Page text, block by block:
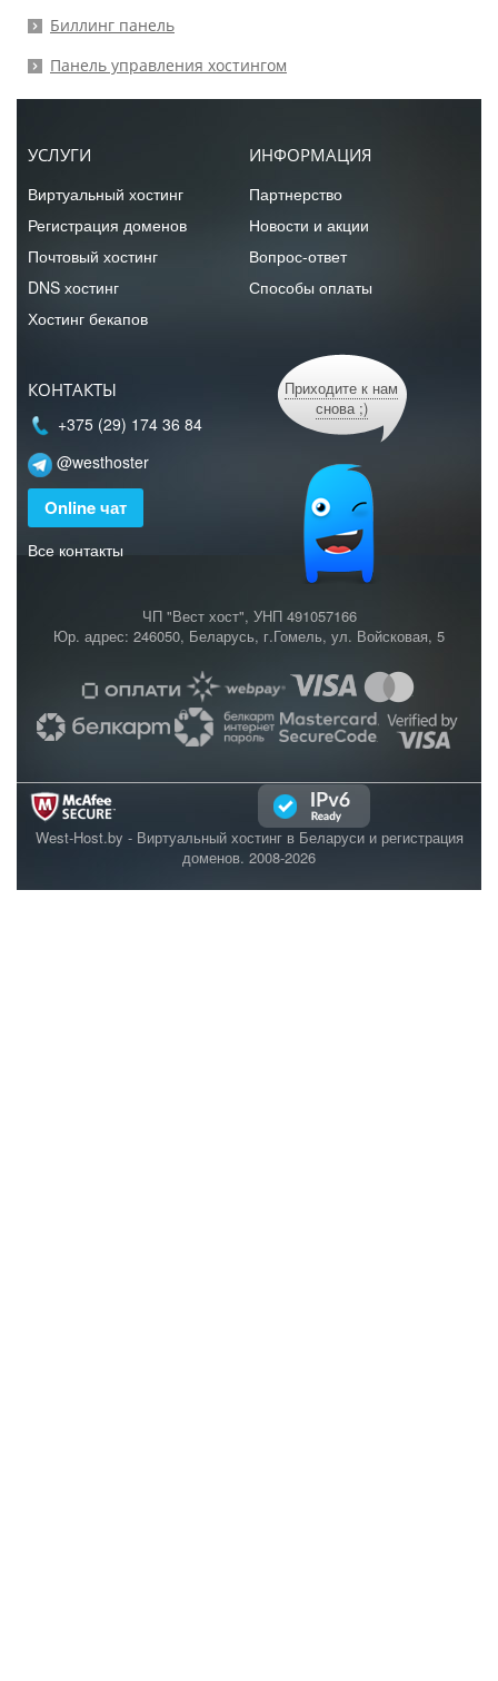
Биллинг панель
Панель управления хостингом
УСЛУГИ
Виртуальный хостинг
Регистрация доменов
Почтовый хостинг
DNS хостинг
Хостинг бекапов
ИНФОРМАЦИЯ
Партнерство
Новости и акции
Вопрос-ответ
Способы оплаты
КОНТАКТЫ
+375 (29) 174 36 84
@westhoster
Online чат
Все контакты
Приходите к нам
снова ;)
ЧП "Вест хост", УНП 491057166
Юр. адрес: 246050, Беларусь, г.Гомель, ул. Войсковая, 5
West-Host.by - Виртуальный хостинг в Беларуси и регистрация
доменов. 2008-2026